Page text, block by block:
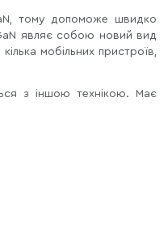
тому допоможе швидко
являє собою новий вид
мобільних пристроїв,
з іншою технікою. Має